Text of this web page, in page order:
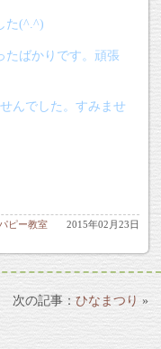
た(^.^)
たばかりです。頑張
んでした。すみませ
2015年02月23日
パピー教室
ひなまつり »